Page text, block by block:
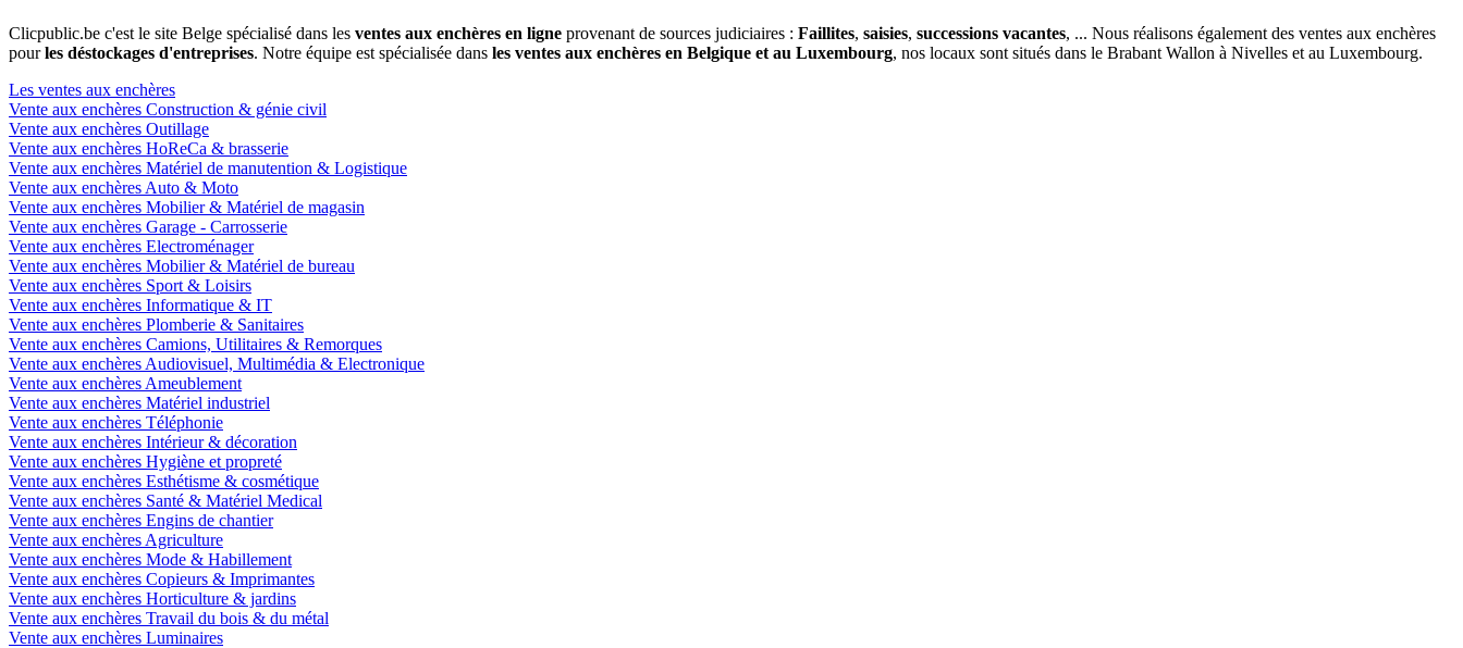
Clicpublic.be c'est le site Belge spécialisé dans les ventes aux enchères en ligne provenant de sources judiciaires : Faillites, saisies, successions vacantes, ... Nous réalisons également des ventes aux enchères
pourles déstockages d'entreprises. Notre équipe est spécialisée dans les ventes aux enchères en Belgique et au Luxembourg, nos locaux sont situés dans le Brabant Wallon à Nivelles et au Luxembourg.
Les ventes aux enchères
Vente aux enchères Construction & génie civil
Vente aux enchères Outillage
Vente aux enchères HoReCa & brasserie
Vente aux enchères Matériel de manutention & Logistique
Vente aux enchères Auto & Moto
Vente aux enchères Mobilier & Matériel de magasin
Vente aux enchères Garage - Carrosserie
Vente aux enchères Electroménager
Vente aux enchères Mobilier & Matériel de bureau
Vente aux enchères Sport & Loisirs
Vente aux enchères Informatique & IT
Vente aux enchères Plomberie & Sanitaires
Vente aux enchères Camions, Utilitaires & Remorques
Vente aux enchères Audiovisuel, Multimédia & Electronique
Vente aux enchères Ameublement
Vente aux enchères Matériel industriel
Vente aux enchères Téléphonie
Vente aux enchères Intérieur & décoration
Vente aux enchères Hygiène et propreté
Vente aux enchères Esthétisme & cosmétique
Vente aux enchères Santé & Matériel Medical
Vente aux enchères Engins de chantier
Vente aux enchères Agriculture
Vente aux enchères Mode & Habillement
Vente aux enchères Copieurs & Imprimantes
Vente aux enchères Horticulture & jardins
Vente aux enchères Travail du bois & du métal
Vente aux enchères Luminaires